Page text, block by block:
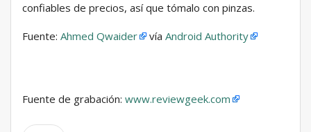
confiables de precios, así que tómalo con pinzas.
Fuente: Ahmed Qwaider vía Android Authority
Fuente de grabación: www.reviewgeek.com